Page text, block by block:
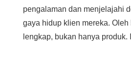
pengalaman dan menjelajahi
gaya hidup klien mereka.
lengkap, bukan hanya